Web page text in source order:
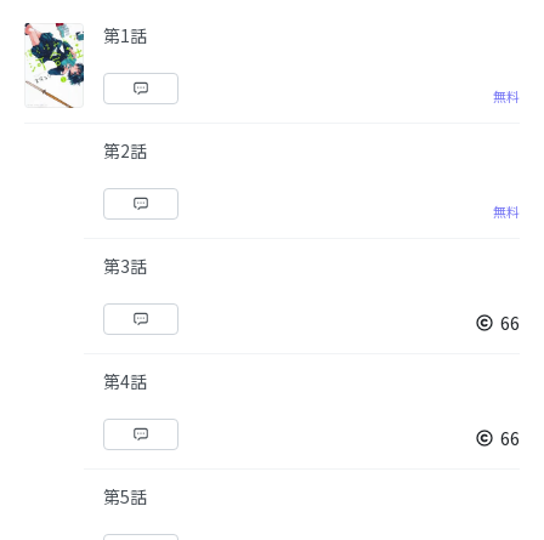
第1話
無料
第2話
無料
第3話
66
第4話
66
第5話